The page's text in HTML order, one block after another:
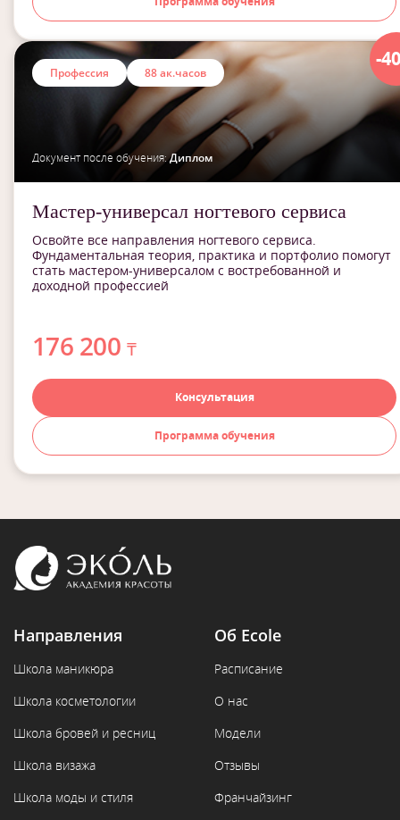
-
Профессия 88 ак.часов
Документ после обучения:Диплом
Мастер-универсал ногтевого сервиса
Освойте все направления ногтевого сервиса.
Фундаментальная теория, практика и портфолио помогут
стать мастером-универсалом с востребованной и
доходной профессией
176 200 ₸
Консультация
Программа обучения
Направления
Школа маникюра
Школа косметологии
Школа бровей и ресниц
Школа визажа
Школа моды и стиля
Об Ecole
Расписание
О нас
Модели
Отзывы
Франчайзинг